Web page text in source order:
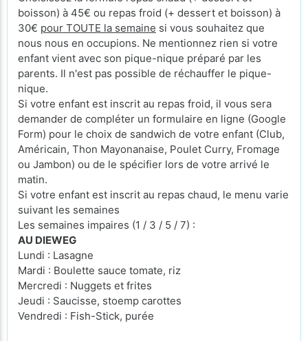
boisson) à 45€ ou repas froid (+ dessert et boisson) à
30€ pour TOUTE la semaine si vous souhaitez que
nous nous en occupions. Ne mentionnez rien si votre
enfant vient avec son pique-nique préparé par les
parents. Il n'est pas possible de réchauffer le pique-
nique.
Si votre enfant est inscrit au repas froid, il vous sera
demander de compléter un formulaire en ligne (Google
Form) pour le choix de sandwich de votre enfant (Club,
Américain, Thon Mayonanaise, Poulet Curry, Fromage
ou Jambon) ou de le spécifier lors de votre arrivé le
matin.
Si votre enfant est inscrit au repas chaud, le menu varie
suivant les semaines
Les semaines impaires (1 / 3 / 5 / 7) :
AU DIEWEG
Lundi : Lasagne
Mardi : Boulette sauce tomate, riz
Mercredi : Nuggets et frites
Jeudi : Saucisse, stoemp carottes
Vendredi : Fish-Stick, purée